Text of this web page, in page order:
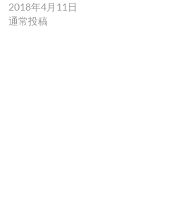
2018年4月11日
通常投稿